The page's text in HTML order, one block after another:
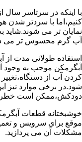
با اینکه در سرتاسر
کنیم،اما با سردتر شدن
نمایان تر می شوند.شاید
آب گرم محسوس تر می
استفاده طولانی مدت
آبگرمکن موجب به
کردن آب از
شود.در برخی موارد نیز
دودکش،ممکن است
خوشبختانه قطعات
موقع برای سرویس و
مشکلات آن می پردازید.